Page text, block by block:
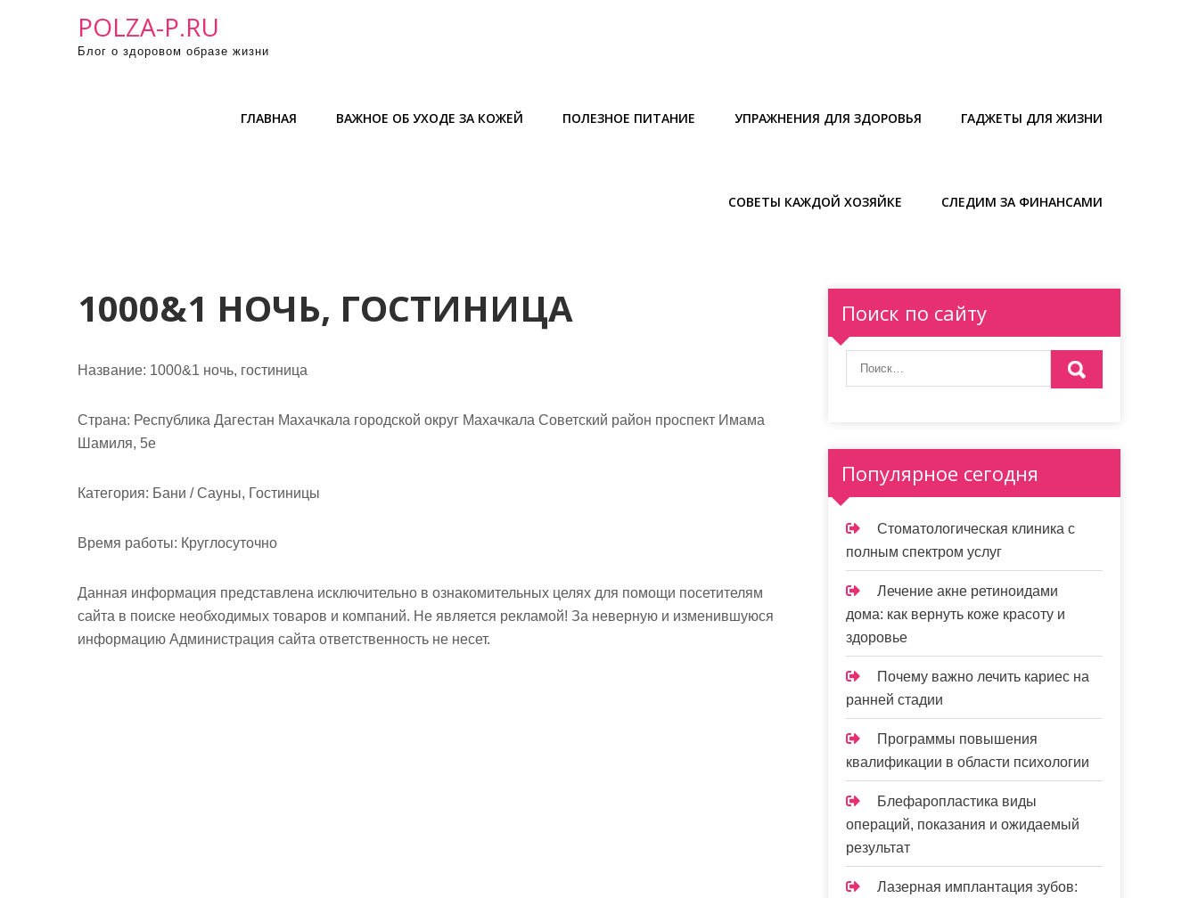
POLZA-P.RU
Блог о здоровом образе жизни
ГЛАВНАЯ ВАЖНОЕ ОБ УХОДЕ ЗА КОЖЕЙ ПОЛЕЗНОЕ ПИТАНИЕ УПРАЖНЕНИЯ ДЛЯ ЗДОРОВЬЯ ГАДЖЕТЫ ДЛЯ ЖИЗНИ
СОВЕТЫ КАЖДОЙ ХОЗЯЙКЕ СЛЕДИМ ЗА ФИНАНСАМИ
1000&1 НОЧЬ, ГОСТИНИЦА
Название: 1000&1 ночь, гостиница
Страна: Республика Дагестан Махачкала городской округ Махачкала Советский район проспект Имама
Шамиля, 5е
Категория: Бани / Сауны, Гостиницы
Время работы: Круглосуточно
Данная информация представлена исключительно в ознакомительных целях для помощи посетителям
сайта в поиске необходимых товаров и компаний. Не является рекламой! За неверную и изменившуюся
информацию Администрация сайта ответственность не несет.
Поиск по сайту
Популярное сегодня
Стоматологическая клиника с
полным спектром услуг
Лечение акне ретиноидами
дома: как вернуть коже красоту и
здоровье
Почему важно лечить кариес на
ранней стадии
Программы повышения
квалификации в области психологии
Блефаропластика виды
операций, показания и ожидаемый
результат
Лазерная имплантация зубов: